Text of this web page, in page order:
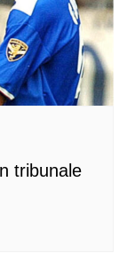
tribunale